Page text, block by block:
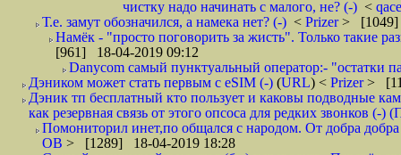
чистку надо начинать с малого, не? (-) <
Т.е. замут обозначился, а намека нет? (-) < Prizer> [1049]
Намёк - "просто поговорить за жисть". Только такие
[961] 18-04-2019 09:12
Danycom самый пунктуальный оператор:- "остатки
Дэником может стать первым с еSIM (-) (URL) < Prizer>
Дэник тп бесплатный кто пользует и каковы подводные
как резервная связь от этого опсоса для редких звонков (-)
Помониторил инет,по общался с народом. От добра
ОВ > [1289] 18-04-2019 18:28